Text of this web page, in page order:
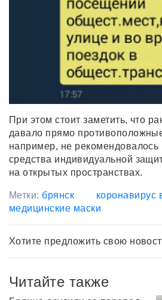
При этом стоит заметить, что
давало прямо
например, не рекомендовалось
средства индивидуальной
на открытых пространствах.
Метки: брянск
коронавирус
медицинские маски
Хотите предложить свою
Читайте также